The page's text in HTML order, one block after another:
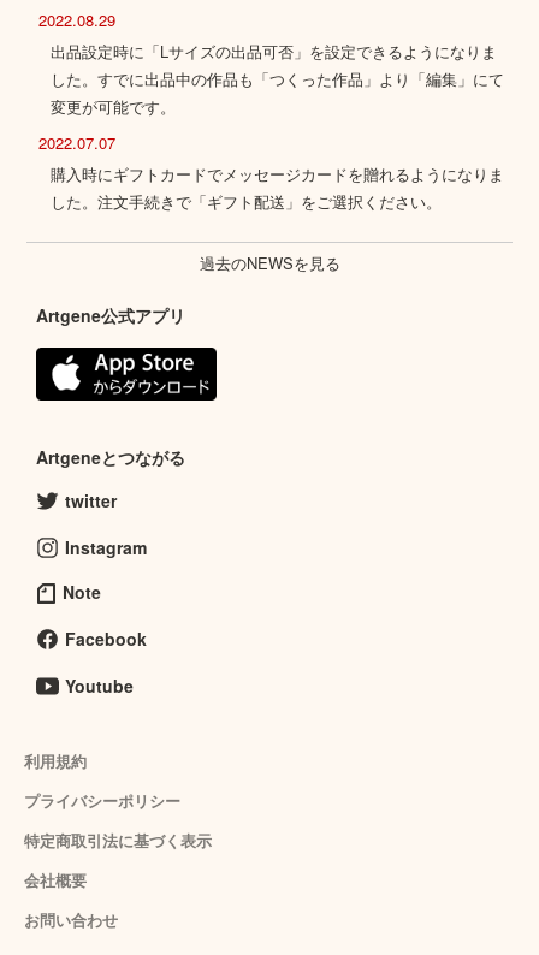
2022.08.29
出品設定時に「Lサイズの出品可否」を設定できるようになりま
した。すでに出品中の作品も「つくった作品」より「編集」にて
変更が可能です。
2022.07.07
購入時にギフトカードでメッセージカードを贈れるようになりま
した。注文手続きで「ギフト配送」をご選択ください。
過去のNEWSを見る
Artgene公式アプリ
Artgeneとつながる
twitter
Instagram
Note
Facebook
Youtube
利用規約
プライバシーポリシー
特定商取引法に基づく表示
会社概要
お問い合わせ